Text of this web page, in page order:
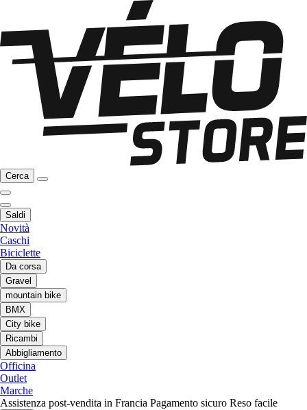
Cerca
Saldi
Novità
Caschi
Biciclette
Da corsa
Gravel
mountain bike
BMX
City bike
Ricambi
Abbigliamento
Officina
Outlet
Marche
Assistenza post-vendita in Francia Pagamento sicuro Reso facile